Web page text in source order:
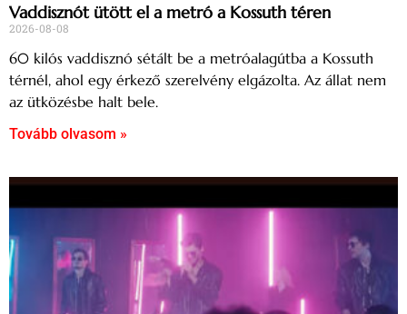
Vaddisznót ütött el a metró a Kossuth téren
2026-08-08
60 kilós vaddisznó sétált be a metróalagútba a Kossuth
térnél, ahol egy érkező szerelvény elgázolta. Az állat nem
az ütközésbe halt bele.
Tovább olvasom »